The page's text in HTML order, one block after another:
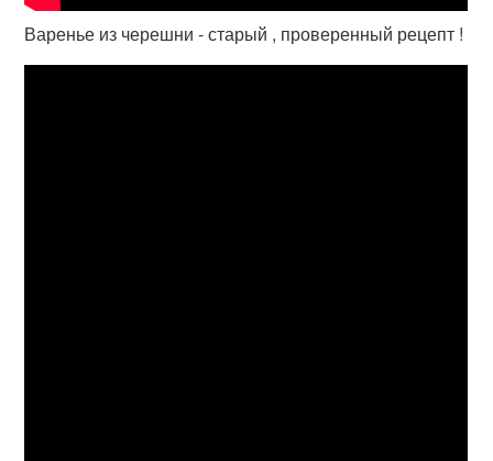
Варенье из черешни - старый , проверенный рецепт !